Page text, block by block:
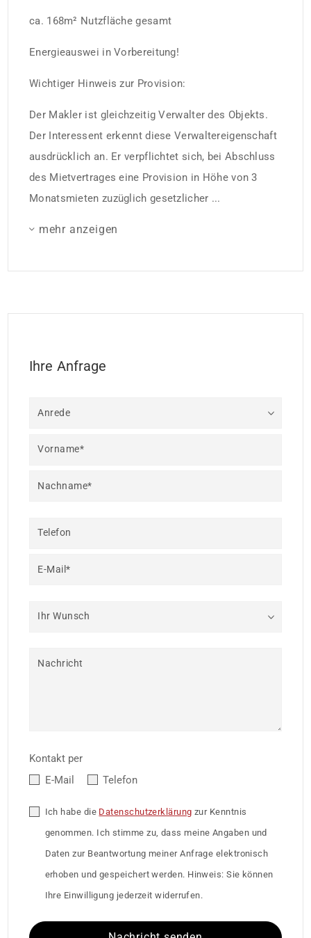
ca. 168m² Nutzfläche gesamt
Energieauswei in Vorbereitung!
Wichtiger Hinweis zur Provision:
Der Makler ist gleichzeitig Verwalter des Objekts.
Der Interessent erkennt diese Verwaltereigenschaft
ausdrücklich an. Er verpflichtet sich, bei Abschluss
des Mietvertrages eine Provision in Höhe von 3
Monatsmieten zuzüglich gesetzlicher ...
mehr anzeigen
Ihre Anfrage
Anrede
Vorname*
Nachname*
Telefon
E-Mail*
Ihr Wunsch
Nachricht
Kontakt per
E-Mail
Telefon
Ich habe die Datenschutzerklärung zur Kenntnis
genommen. Ich stimme zu, dass meine Angaben und
Daten zur Beantwortung meiner Anfrage elektronisch
erhoben und gespeichert werden. Hinweis: Sie können
Ihre Einwilligung jederzeit widerrufen.